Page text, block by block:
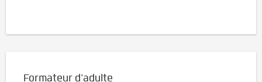
Formateur d'adulte